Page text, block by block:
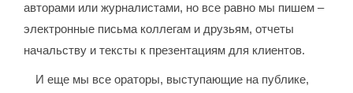
авторами или журналистами, но все равно мы пишем –
электронные письма коллегам и друзьям, отчеты
начальству и тексты к презентациям для клиентов.
И еще мы все ораторы, выступающие на публике,